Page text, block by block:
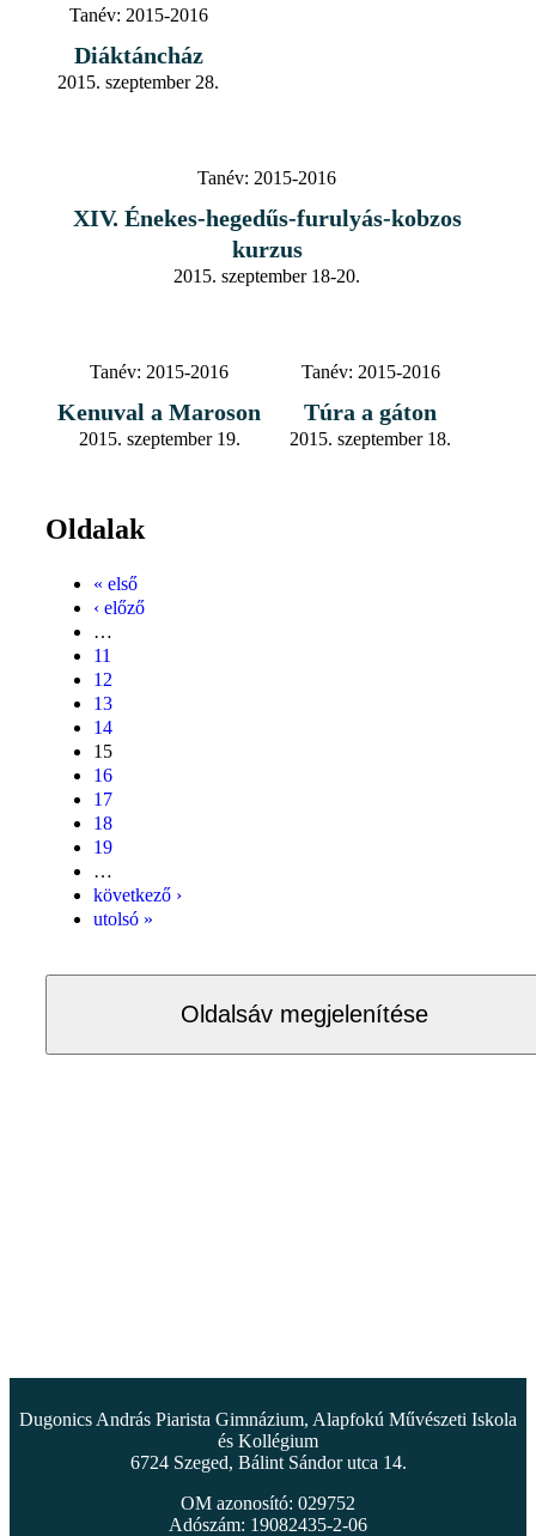
Tanév: 2015-2016
Diáktáncház
2015. szeptember 28.
Tanév: 2015-2016
XIV. Énekes-hegedűs-furulyás-kobzos
kurzus
2015. szeptember 18-20.
Tanév: 2015-2016
Kenuval a Maroson
2015. szeptember 19.
Tanév: 2015-2016
Túra a gáton
2015. szeptember 18.
Oldalak
« első
‹ előző
…
11
12
13
14
15
16
17
18
19
…
következő ›
utolsó »
Oldalsáv megjelenítése
Dugonics András Piarista Gimnázium, Alapfokú Művészeti Iskola
és Kollégium
6724 Szeged, Bálint Sándor utca 14.
OM azonosító: 029752
Adószám: 19082435-2-06